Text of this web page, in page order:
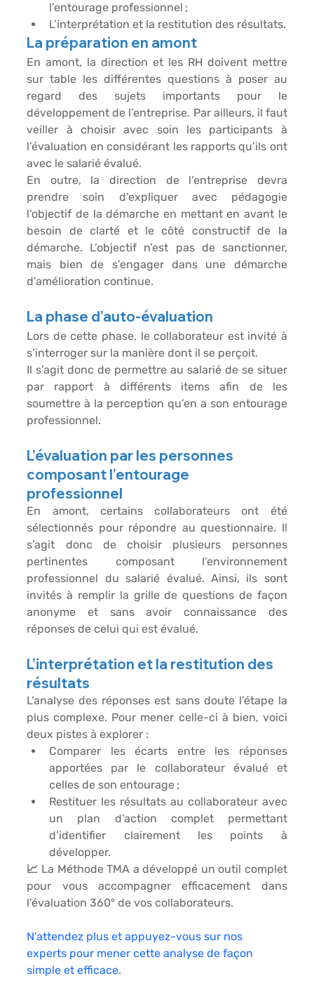
l’entourage professionnel ;
L’interprétation et la restitution des résultats.
La préparation en amont
En amont, la direction et les RH doivent mettre
sur table les différentes questions à poser au
regard des sujets importants pour le
développement de l’entreprise. Par ailleurs, il faut
veiller à choisir avec soin les participants à
l’évaluation en considérant les rapports qu’ils ont
avec le salarié évalué.
En outre, la direction de l’entreprise devra
prendre soin d’expliquer avec pédagogie
l’objectif de la démarche en mettant en avant le
besoin de clarté et le côté constructif de la
démarche. L’objectif n’est pas de sanctionner,
mais bien de s’engager dans une démarche
d’amélioration continue.
La phase d’auto-évaluation
Lors de cette phase, le collaborateur est invité à
s’interroger sur la manière dont il se perçoit.
Il s’agit donc de permettre au salarié de se situer
par rapport à différents items afin de les
soumettre à la perception qu’en a son entourage
professionnel.
L’évaluation par les personnes
composant l’entourage
professionnel
En amont, certains collaborateurs ont été
sélectionnés pour répondre au questionnaire. Il
s’agit donc de choisir plusieurs personnes
pertinentes composant l’environnement
professionnel du salarié évalué. Ainsi, ils sont
invités à remplir la grille de questions de façon
anonyme et sans avoir connaissance des
réponses de celui qui est évalué.
L’interprétation et la restitution des
résultats
L’analyse des réponses est sans doute l’étape la
plus complexe. Pour mener celle-ci à bien, voici
deux pistes à explorer :
Comparer les écarts entre les réponses
apportées par le collaborateur évalué et
celles de son entourage ;
Restituer les résultats au collaborateur avec
un plan d’action complet permettant
d’identifier clairement les points à
développer.
📈 La Méthode TMA a développé un outil complet
pour vous accompagner efficacement dans
l’évaluation 360° de vos collaborateurs.
N’attendez plus et appuyez-vous sur nos
experts pour mener cette analyse de façon
simple et efficace.